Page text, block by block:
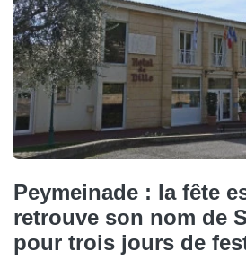
Peymeinade : la fête
retrouve son nom de
pour trois jours de